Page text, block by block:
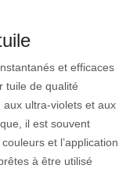
et efficaces
tuile de qualité
ultra-violets et aux
il est souvent
et l’application
à être utilisé